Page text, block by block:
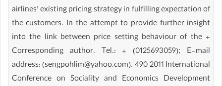
airlines’ existing pricing strategy in fulfilling expectation of
the customers. In the attempt to provide further insight
into the link between price setting behaviour of the +
Corresponding author. Tel.: + (0125693059); E-mail
address: (sengpohlim@yahoo.com). 490 2011 International
Conference on Sociality and Economics Development